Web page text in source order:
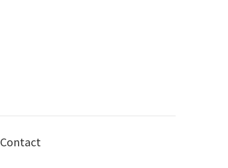
Contact